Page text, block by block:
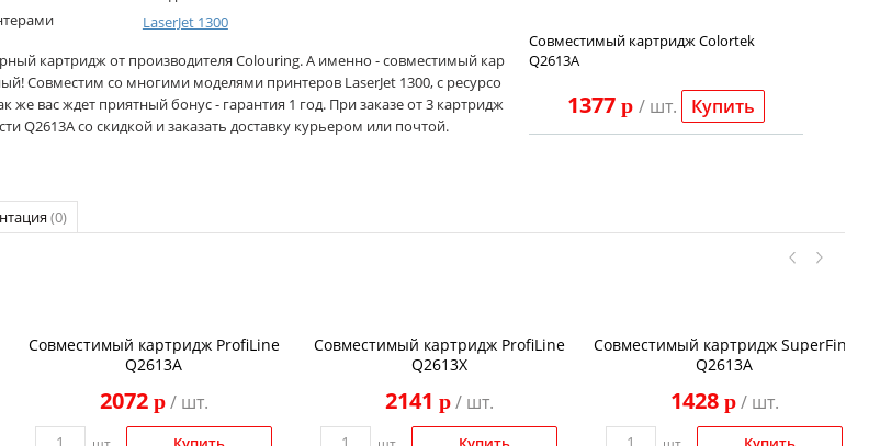
LaserJet 1300
картридж от производителя Colouring. А именно - совместимый кар
Совместим со многими моделями принтеров LaserJet 1300, с ресурсо
же вас ждет приятный бонус - гарантия 1 год. При заказе от 3 картридж
Q2613A со скидкой и заказать доставку курьером или почтой.
Совместимый картридж Colortek
Q2613A
1377p / шт. Купить
(0)
Совместимый картридж ProfiLine
Q2613A
2072 p/ шт.
Совместимый картридж ProfiLine
Q2613X
2141 p/ шт.
Совместимый картридж SuperFine
Q2613A
1428 p/ шт.